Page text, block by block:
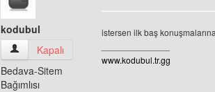
kodubul
kodubul Kullanıcının profilini görüntüle
Kapalı
Bedava-Sitem
Bağımlısı
istersen ilk baş
www.kodubul.tr.gg